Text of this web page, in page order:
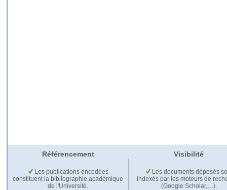
Référencement Visibilité
Les publications encodées
constituent la bibliographie académique
de l'Université.
Les documents déposés
indexés par les moteurs de
(Google Scholar,…).